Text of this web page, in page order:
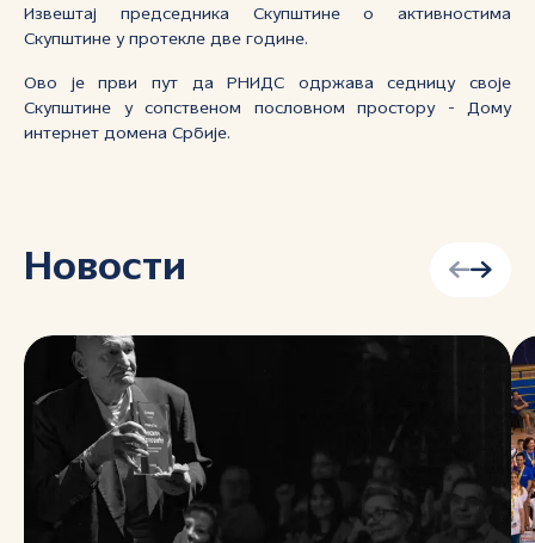
Извештај председника Скупштине о активностима
Скупштине у протекле две године.
Ово је први пут да РНИДС одржава седницу своје
Скупштине у сопственом пословном простору - Дому
интернет домена Србије.
Новости